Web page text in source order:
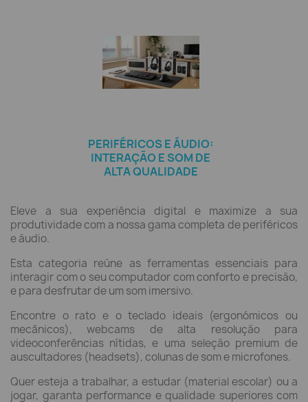
PERIFÉRICOS E ÁUDIO:
INTERAÇÃO E SOM DE
ALTA QUALIDADE
Eleve a sua experiência digital e maximize a sua
produtividade com a nossa gama completa de periféricos
e áudio.
Esta categoria reúne as ferramentas essenciais para
interagir com o seu computador com conforto e precisão,
e para desfrutar de um som imersivo.
Encontre o rato e o teclado ideais (ergonómicos ou
mecânicos), webcams de alta resolução para
videoconferências nítidas, e uma seleção premium de
auscultadores (headsets), colunas de som e microfones.
Quer esteja a trabalhar, a estudar (material escolar) ou a
jogar, garanta performance e qualidade superiores com